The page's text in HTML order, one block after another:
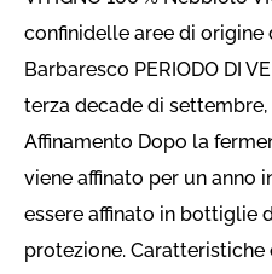
confinidelle aree di origine
Barbaresco PERIODO DI
terza decade di
Affinamento Dopo la
viene affinato per un anno
essere affinato in bottiglie
protezione.